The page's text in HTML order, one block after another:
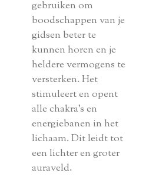
gebruiken om
boodschappen van je
gidsen beter te
kunnen horen en je
heldere vermogens te
versterken. Het
stimuleert en opent
alle chakra’s en
energiebanen in het
lichaam. Dit leidt tot
een lichter en groter
auraveld.